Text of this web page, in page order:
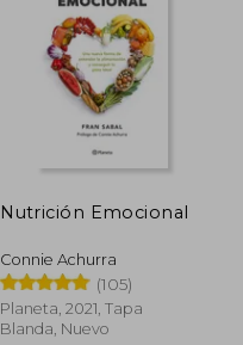
dcto. $
Nutrición Emocional
Connie Achurra
(105)
Planeta, 2021, Tapa
Blanda, Nuevo